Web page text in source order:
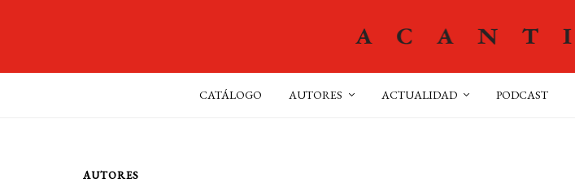
CATÁLOGO AUTORES ACTUALIDAD PODCAST
AUTORES